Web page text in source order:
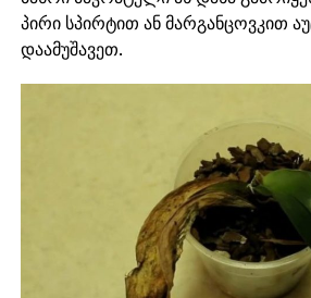
პირი სპირტით ან მარგანცოვკით
დაამუშავეთ.